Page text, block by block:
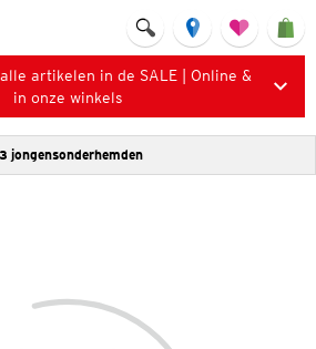
artikelen in de SALE | Online &
in onze winkels
3 jongensonderhemden